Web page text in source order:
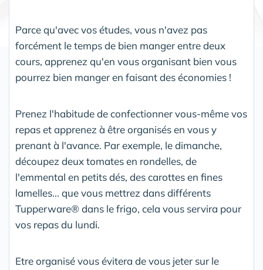
Parce qu'avec vos études, vous n'avez pas
forcément le temps de bien manger entre deux
cours, apprenez qu'en vous organisant bien vous
pourrez bien manger en faisant des économies !
Prenez l'habitude de confectionner vous-même vos
repas et apprenez à être organisés en vous y
prenant à l'avance. Par exemple, le dimanche,
découpez deux tomates en rondelles, de
l'emmental en petits dés, des carottes en fines
lamelles... que vous mettrez dans différents
Tupperware® dans le frigo, cela vous servira pour
vos repas du lundi.
Etre organisé vous évitera de vous jeter sur le